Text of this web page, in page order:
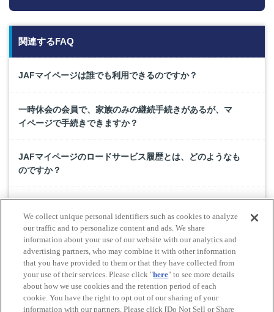
関連するFAQ
JAFマイページは誰でも利用できるのですか？
一時休会の会員で、家族のみの継続手続きがあるが、マ
イページで手続きできますか？
JAFマイページのロードサービス履歴とは、どのようなも
のですか？
はできますか？
氏名の変更や会員種類変更をしたいです。
Do Not Sell or Share My Personal Information
We collect unique personal identifiers such as cookies to analyze
our traffic and to personalize content and ads. We share
information about your use of our website with our analytics and
advertising partners, who may combine it with other information
that you have provided to them or that they have collected from
your use of their services. Please click "here" to see more details
about how we use cookies and the retention period of each
cookie. You have the right to opt out of our sharing of your
information with our partners. Please click [Do Not Sell or Share